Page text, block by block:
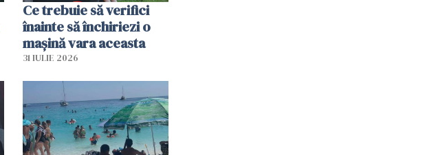
Ce trebuie să verifici
înainte să închiriezi o
mașină vara aceasta
31 IULIE 2026